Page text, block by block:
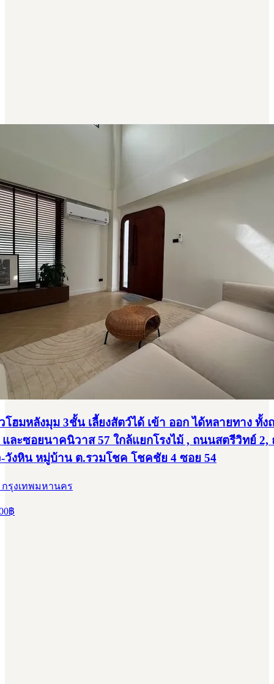
โฮมหลังมุม 3ชั้น เลี้ยงสัตว์ได้ เข้า ออก ได้หลายทาง ทั้ง
ละซอยนาคนิวาส 57 ใกล้แยกโรงไม้ , ถนนสตรีวิทย์ 2,
วังหิน หมู่บ้าน ต.รวมโชค โชคชัย 4 ซอย 54
กรุงเทพมหานคร
฿